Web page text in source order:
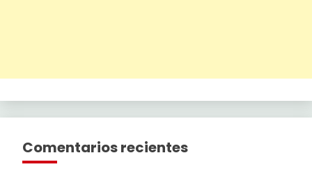
Comentarios recientes